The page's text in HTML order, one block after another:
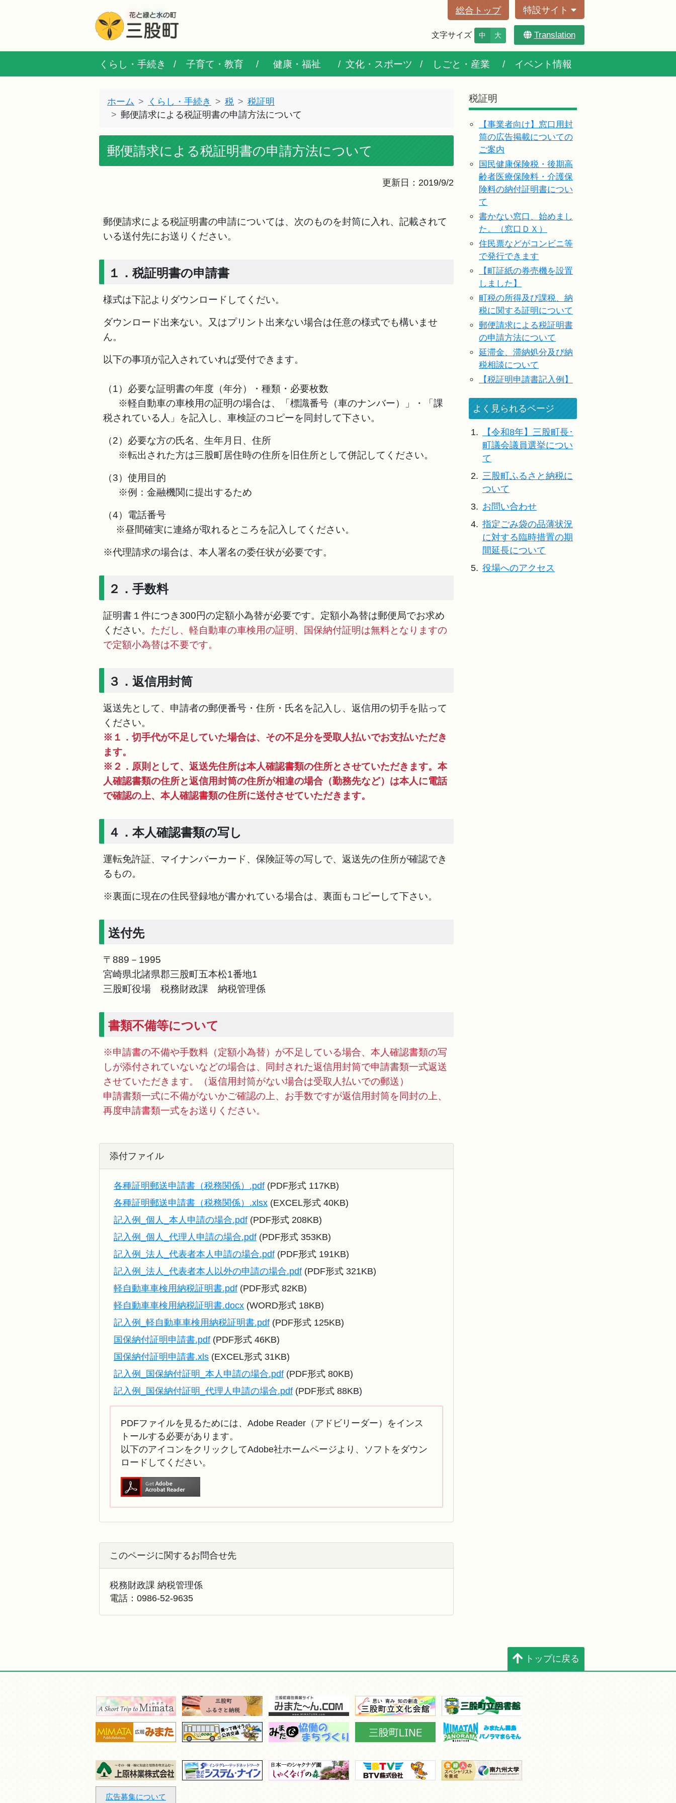
総合トップ 特設サイト
文字サイズ 中 大 Translation
くらし・手続き 子育て・教育 健康・福祉 文化・スポーツ しごと・産業 イベント情報
ホーム くらし・手続き 税
税証明
郵便請求による税証明書の申請方法について
郵便請求による税証明書の申請方法について
更新日：2019/9/2
郵便請求による税証明書の申請については、次のものを封筒に入れ、記載されて
いる送付先にお送りください。
１．税証明書の申請書
様式は下記よりダウンロードしてくだい。
ダウンロード出来ない。又はプリント出来ない場合は任意の様式でも構いませ
ん。
以下の事項が記入されていれば受付できます。
（1）必要な証明書の年度（年分）・種類・必要枚数
※軽自動車の車検用の証明の場合は、「標識番号（車のナンバー）」・「課
税されている人」を記入し、車検証のコピーを同封して下さい。
（2）必要な方の氏名、生年月日、住所
※転出された方は三股町居住時の住所を旧住所として併記してください。
（3）使用目的
※例：金融機関に提出するため
（4）電話番号
※昼間確実に連絡が取れるところを記入してください。
※代理請求の場合は、本人署名の委任状が必要です。
２．手数料
証明書１件につき300円の定額小為替が必要です。定額小為替は郵便局でお求め
ください。 ただし、軽自動車の車検用の証明、国保納付証明は無料となりますの
で定額小為替は不要です。
３．返信用封筒
返送先として、申請者の郵便番号・住所・氏名を記入し、返信用の切手を貼って
ください。
※１．切手代が不足していた場合は、その不足分を受取人払いでお支払いただき
ます。
※２．原則として、返送先住所は本人確認書類の住所とさせていただきます。本
人確認書類の住所と返信用封筒の住所が相違の場合（勤務先など）は本人に電話
で確認の上、本人確認書類の住所に送付させていただきます。
４．本人確認書類の写し
運転免許証、マイナンバーカード、保険証等の写しで、返送先の住所が確認でき
るもの。
※裏面に現在の住民登録地が書かれている場合は、裏面もコピーして下さい。
送付先
〒889－1995
宮崎県北諸県郡三股町五本松1番地1
三股町役場 税務財政課 納税管理係
書類不備等について
※申請書の不備や手数料（定額小為替）が不足している場合、本人確認書類の写
しが添付されていないなどの場合は、同封された返信用封筒で申請書類一式返送
させていただきます。（返信用封筒がない場合は受取人払いでの郵送）
申請書類一式に不備がないかご確認の上、お手数ですが返信用封筒を同封の上、
再度申請書類一式をお送りください。
添付ファイル
各種証明郵送申請書（税務関係）.pdf (PDF形式 117KB)
各種証明郵送申請書（税務関係）.xlsx (EXCEL形式 40KB)
記入例_個人_本人申請の場合.pdf (PDF形式 208KB)
記入例_個人_代理人申請の場合.pdf (PDF形式 353KB)
記入例_法人_代表者本人申請の場合.pdf (PDF形式 191KB)
記入例_法人_代表者本人以外の申請の場合.pdf (PDF形式 321KB)
軽自動車車検用納税証明書.pdf (PDF形式 82KB)
軽自動車車検用納税証明書.docx (WORD形式 18KB)
記入例_軽自動車車検用納税証明書.pdf (PDF形式 125KB)
国保納付証明申請書.pdf (PDF形式 46KB)
国保納付証明申請書.xls (EXCEL形式 31KB)
記入例_国保納付証明_本人申請の場合.pdf (PDF形式 80KB)
記入例_国保納付証明_代理人申請の場合.pdf (PDF形式 88KB)
PDFファイルを見るためには、Adobe Reader（アドビリーダー）をインス
トールする必要があります。
以下のアイコンをクリックしてAdobe社ホームページより、ソフトをダウン
ロードしてください。
このページに関するお問合せ先
税務財政課 納税管理係
電話： 0986-52-9635
税証明
【事業者向け】窓口用封
筒の広告掲載についての
ご案内
国民健康保険税・後期高
齢者医療保険料・介護保
険料の納付証明書につい
て
書かない窓口、始めまし
た。（窓口ＤＸ）
住民票などがコンビニ等
で発行できます
【町証紙の券売機を設置
しました】
町税の所得及び課税、納
税に関する証明について
郵便請求による税証明書
の申請方法について
延滞金、滞納処分及び納
税相談について
【税証明申請書記入例】
よく見られるページ
1.
【令和8年】三股町長･
町議会議員選挙につい
て
2. 三股町ふるさと納税に
ついて
3. お問い合わせ
4. 指定ごみ袋の品薄状況
に対する臨時措置の期
間延長について
5. 役場へのアクセス
トップに戻る
広告募集について